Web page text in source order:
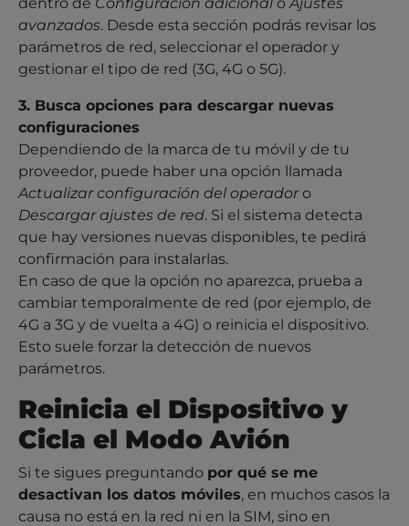
avanzados. Desde esta sección podrás revisar los
parámetros de red, seleccionar el operador y
gestionar el tipo de red (3G, 4G o 5G).
3. Busca opciones para descargar nuevas
configuraciones
Dependiendo de la marca de tu móvil y de tu
proveedor, puede haber una opción llamada
Actualizar configuración del operadoro
Descargar ajustes de red. Si el sistema detecta
que hay versiones nuevas disponibles, te pedirá
confirmación para instalarlas.
En caso de que la opción no aparezca, prueba a
cambiar temporalmente de red (por ejemplo, de
4G a 3G y de vuelta a 4G) o reinicia el dispositivo.
Esto suele forzar la detección de nuevos
parámetros.
Reinicia el Dispositivo y
Cicla el Modo Avión
Si te sigues preguntando por qué se me
desactivan los datos móviles, en muchos casos la
causa no está en la red ni en la SIM, sino en